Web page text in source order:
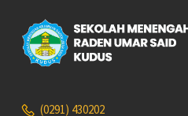
(0291) 430202